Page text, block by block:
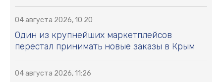
04 августа 2026, 10:20
Один из крупнейших маркетплейсов
перестал принимать новые заказы в Крым
04 августа 2026, 11:26